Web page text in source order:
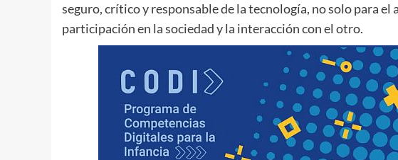
seguro, crítico y responsable de la tecnología, no solo para
participación en la sociedad y la interacción con el otro.